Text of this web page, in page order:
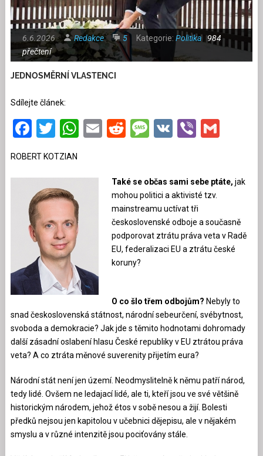
6.6.2026 Redakce 5 Kategorie: Politika
984
přečtení
JEDNOSMĚRNÍ VLASTENCI
Sdílejte článek:
Facebook
Twitter
WhatsApp
EmailRedditMessage
VKViber
ROBERT KOTZIAN
Také se občas sami sebe ptáte, jak
mohou politici a aktivisté tzv.
mainstreamu uctívat tři
československé odboje a současně
podporovat ztrátu práva veta v Radě
EU, federalizaci EU a ztrátu české
koruny?
O co šlo třem odbojům? Nebyly to
snad československá státnost, národní sebeurčení, svébytnost,
svoboda a demokracie? Jak jde s těmito hodnotami dohromady
další zásadní oslabení hlasu České republiky v EU ztrátou práva
veta? A co ztráta měnové suverenity přijetím eura?
Národní stát není jen území. Neodmyslitelně k němu patří národ,
tedy lidé. Ovšem ne ledajací lidé, ale ti, kteří jsou ve své většině
historickým národem, jehož étos v sobě nesou a žijí. Bolesti
předků nejsou jen kapitolou v učebnici dějepisu, ale v nějakém
smyslu a v různé intenzitě jsou pociťovány stále.